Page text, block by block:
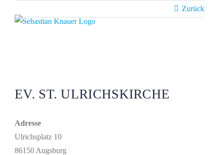
Inhalt
Zurück
EV. ST. ULRICHSKIRCHE
Adresse
Ulrichsplatz 10
86150 Augsburg